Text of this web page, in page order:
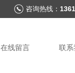
咨询热线：
在线留言 联系